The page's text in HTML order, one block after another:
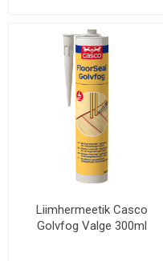
Liimhermeetik Casco
Golvfog Valge 300ml